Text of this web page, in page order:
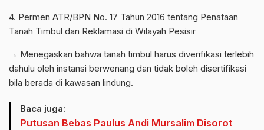
4. Permen ATR/BPN No. 17 Tahun 2016 tentang Penataan
Tanah Timbul dan Reklamasi di Wilayah Pesisir
→ Menegaskan bahwa tanah timbul harus diverifikasi terlebih
dahulu oleh instansi berwenang dan tidak boleh disertifikasi
bila berada di kawasan lindung.
Baca juga:
Putusan Bebas Paulus Andi Mursalim Disorot